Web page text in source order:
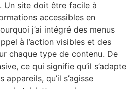
Un site doit être facile à
accessibles en
j’ai intégré des menus
à l’action visibles et des
chaque type de contenu. De
ce qui signifie qu’il s’adapte
qu’il s’agisse